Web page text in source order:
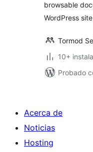
browsable
WordPress
Tormod
10+
Probado
Acerca de
Noticias
Hosting